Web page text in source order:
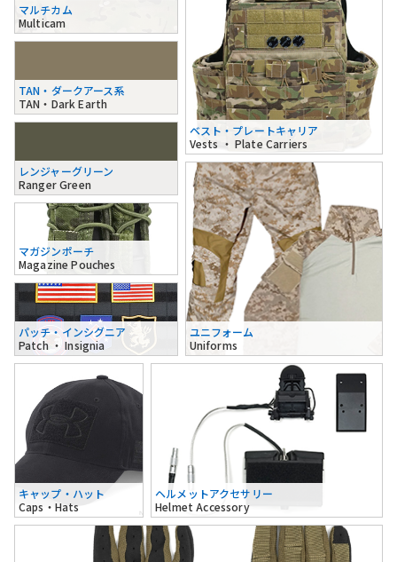
マルチカム
Multicam
TAN・ダークアース系
TAN・Dark Earth
レンジャーグリーン
Ranger Green
ベスト・プレートキャリア
Vests ・ Plate Carriers
マガジンポーチ
Magazine Pouches
パッチ・インシグニア
Patch ・ Insignia
ユニフォーム
Uniforms
キャップ・ハット
Caps・Hats
ヘルメットアクセサリー
Helmet Accessory